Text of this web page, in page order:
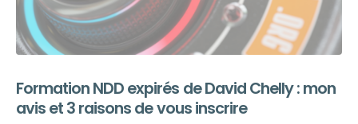
Formation NDD expirés de David Chelly : mon
avis et 3 raisons de vous inscrire